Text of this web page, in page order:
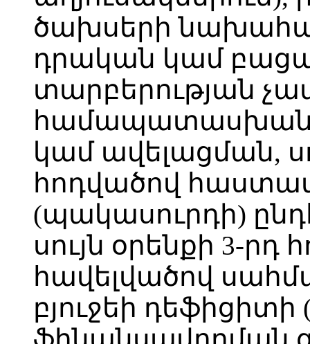
ծախսերի
դրական կամ
տարբերության
կամ ավելացման,
հոդվածով
(պակասուրդի)
սույն օրենքի 3-րդ
հավելվածով
բյուջեի